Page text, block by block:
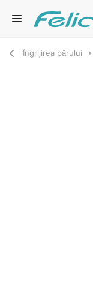
Îngrijirea părului